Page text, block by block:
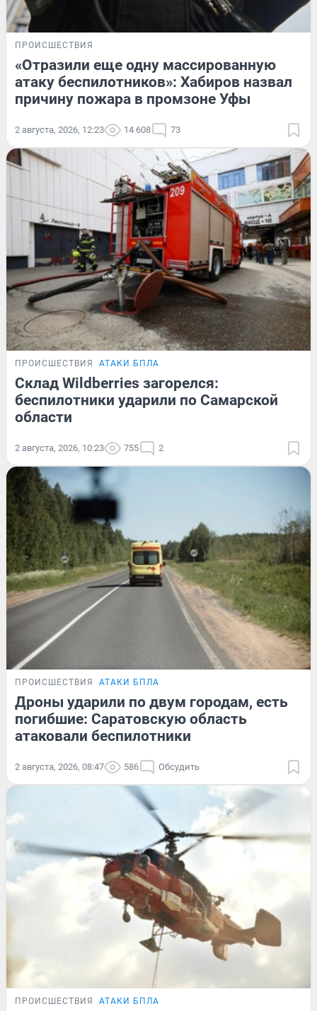
ПРОИСШЕСТВИЯ
«Отразили еще одну массированную
атаку беспилотников»: Хабиров назвал
причину пожара в промзоне Уфы
2 августа, 2026, 12:23 14 608 73
ПРОИСШЕСТВИЯ АТАКИ БПЛА
Склад Wildberries загорелся:
беспилотники ударили по Самарской
области
2 августа, 2026, 10:23 755 2
ПРОИСШЕСТВИЯ АТАКИ БПЛА
Дроны ударили по двум городам, есть
погибшие: Саратовскую область
атаковали беспилотники
2 августа, 2026, 08:47 586 Обсудить
ПРОИСШЕСТВИЯ АТАКИ БПЛА